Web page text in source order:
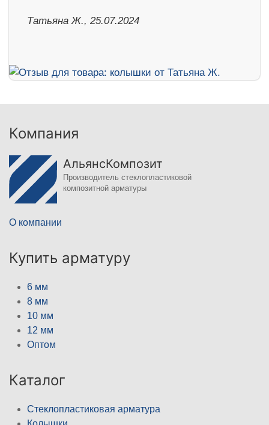
Татьяна Ж., 25.07.2024
Компания
АльянсКомпозит
Производитель стеклопластиковой
композитной арматуры
О компании
Купить арматуру
6 мм
8 мм
10 мм
12 мм
Оптом
Каталог
Стеклопластиковая арматура